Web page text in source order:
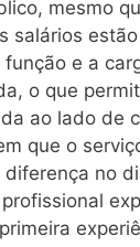
mesmo
salários
e a
o que
ao lado de
que o
diferença no